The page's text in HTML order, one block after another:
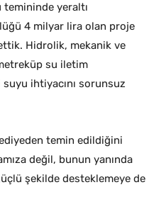
temininde yeraltı
4 milyar lira olan proje
Hidrolik, mekanik ve
su iletim
ihtiyacını sorunsuz
temin edildiğini
değil, bunun yanında
şekilde desteklemeye de